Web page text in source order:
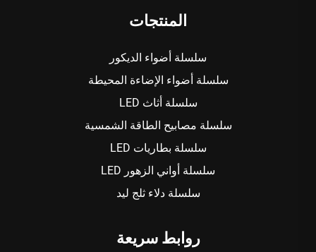
المنتجات
سلسلة أضواء الديكور
سلسلة أضواء الإضاءة المحيطة
سلسلة أثاث LED
سلسلة مصابيح الطاقة الشمسية
سلسلة بطاريات LED
سلسلة أواني الزهور LED
سلسلة دلاء ثلج ليد
روابط سريعة